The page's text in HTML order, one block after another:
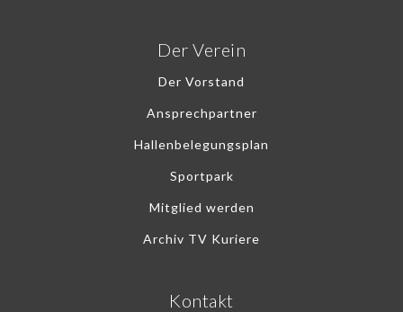
Der Verein
Der Vorstand
Ansprechpartner
Hallenbelegungsplan
Sportpark
Mitglied werden
Archiv TV Kuriere
Kontakt